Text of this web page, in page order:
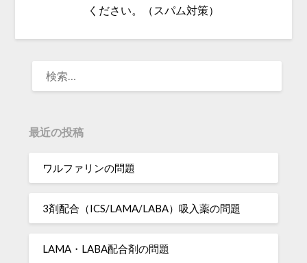
ください。（スパム対策）
最近の投稿
ワルファリンの問題
3剤配合（ICS/LAMA/LABA）吸入薬の問題
LAMA・LABA配合剤の問題